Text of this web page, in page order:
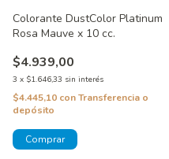
Colorante DustColor Platinum
Rosa Mauve x 10 cc.
$4.939,00
3 x $1.646,33 sin interés
$4.445,10 conTransferencia o
depósito